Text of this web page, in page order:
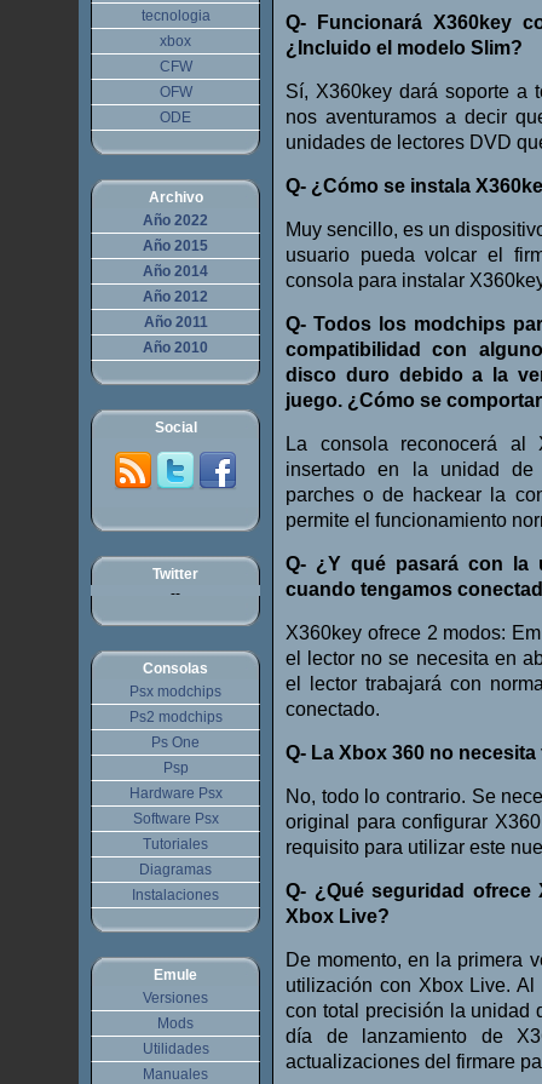
Q- Funcionará X360key
¿Incluido el modelo Slim?
Sí, X360key dará soporte a
nos aventuramos a decir
unidades de lectores DVD
Q- ¿Cómo se instala
Muy sencillo, es un
usuario pueda volcar el
consola para instalar
Q- Todos los modchips
compatibilidad con
disco duro debido a la
juego. ¿Cómo se
La consola reconocerá
insertado en la unidad de
parches o de hackear la
permite el funcionamiento
Q- ¿Y qué pasará con la
cuando tengamos
X360key ofrece 2 modos:
el lector no se necesita en
el lector trabajará con
conectado.
Q- La Xbox 360 no
No, todo lo contrario. Se
original para configurar
requisito para utilizar este
Q- ¿Qué seguridad ofrece
Xbox Live?
De momento, en la primera
utilización con Xbox Live.
con total precisión la unidad
día de lanzamiento de
actualizaciones del firmare
tecnologia
xbox
CFW
OFW
ODE
Archivo
Año 2022
Año 2015
Año 2014
Año 2012
Año 2011
Año 2010
Social
Twitter
--
Consolas
Psx modchips
Ps2 modchips
Ps One
Psp
Hardware Psx
Software Psx
Tutoriales
Diagramas
Instalaciones
Emule
Versiones
Mods
Utilidades
Manuales